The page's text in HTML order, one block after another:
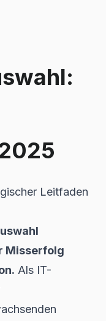
Leitfaden
Misserfolg
Als IT-